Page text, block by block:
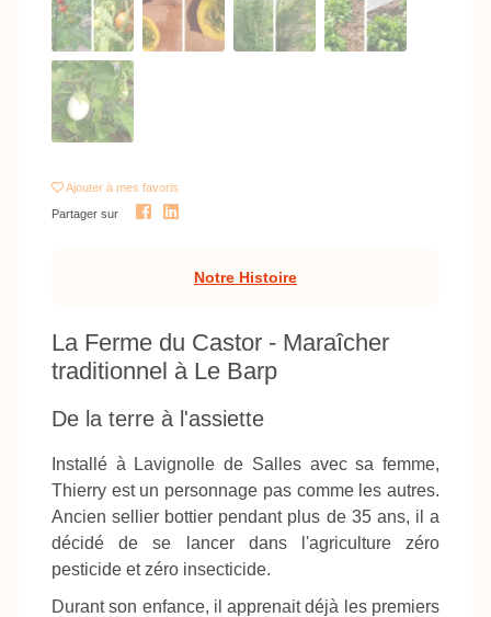
Ajouter à mes favoris
Partager sur
Notre Histoire
La Ferme du Castor - Maraîcher
traditionnel à Le Barp
De la terre à l'assiette
Installé à Lavignolle de Salles avec sa femme,
Thierry est un personnage pas comme les autres.
Ancien sellier bottier pendant plus de 35 ans, il a
décidé de se lancer dans l'agriculture zéro
pesticide et zéro insecticide.
Durant son enfance, il apprenait déjà les premiers